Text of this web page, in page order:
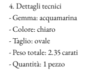
4. Dettagli tecnici
- Gemma: acquamarina
- Colore: chiaro
- Taglio: ovale
- Peso totale: 2.35 carati
- Quantità: 1 pezzo